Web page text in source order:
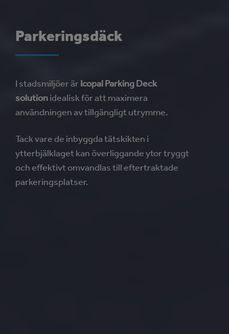
Parkeringsdäck
I stadsmiljöer är Icopal Parking Deck
solutionidealisk för att maximera
användningen av tillgängligt utrymme.
Tack vare de inbyggda tätskikten i
ytterbjälklaget kan överliggande ytor tryggt
och effektivt omvandlas till eftertraktade
parkeringsplatser.